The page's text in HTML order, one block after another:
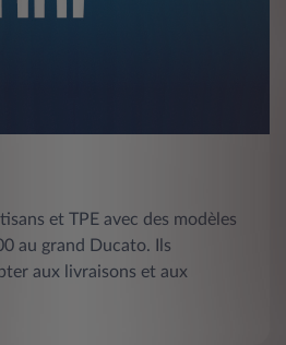
et TPE avec des modèles
au grand Ducato. Ils
aux livraisons et aux